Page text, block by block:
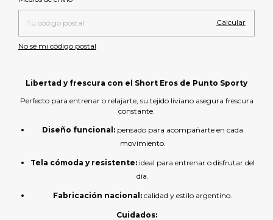
Calcular
No sé mi código postal
Libertad y frescura con el Short Eros de Punto Sporty
Perfecto para entrenar o relajarte, su tejido liviano asegura frescura
constante.
Diseño funcional: pensado para acompañarte en cada
movimiento.
Tela cómoda y resistente: ideal para entrenar o disfrutar del
día.
Fabricación nacional: calidad y estilo argentino.
Cuidados: